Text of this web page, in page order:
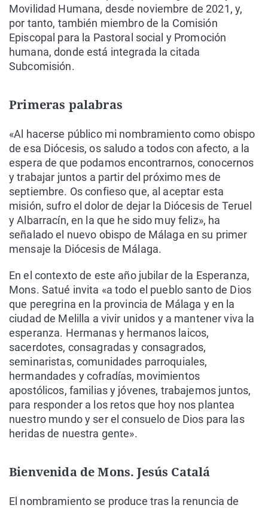
Movilidad Humana, desde noviembre de 2021, y,
por tanto, también miembro de la Comisión
Episcopal para la Pastoral social y Promoción
humana, donde está integrada la citada
Subcomisión.
Primeras palabras
«Al hacerse público mi nombramiento como obispo
de esa Diócesis, os saludo a todos con afecto, a la
espera de que podamos encontrarnos, conocernos
y trabajar juntos a partir del próximo mes de
septiembre. Os confieso que, al aceptar esta
misión, sufro el dolor de dejar la Diócesis de Teruel
y Albarracín, en la que he sido muy feliz», ha
señalado el nuevo obispo de Málaga en su primer
mensaje la Diócesis de Málaga.
En el contexto de este año jubilar de la Esperanza,
Mons. Satué invita «a todo el pueblo santo de Dios
que peregrina en la provincia de Málaga y en la
ciudad de Melilla a vivir unidos y a mantener viva la
esperanza. Hermanas y hermanos laicos,
sacerdotes, consagradas y consagrados,
seminaristas, comunidades parroquiales,
hermandades y cofradías, movimientos
apostólicos, familias y jóvenes, trabajemos juntos,
para responder a los retos que hoy nos plantea
nuestro mundo y ser el consuelo de Dios para las
heridas de nuestra gente».
Bienvenida de Mons. Jesús Catalá
El nombramiento se produce tras la renuncia de